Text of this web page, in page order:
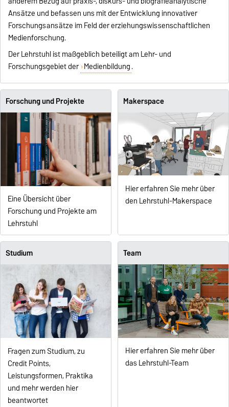
Ansätze und befassen uns mit der Entwicklung innovativer
Forschungsansätze im Feld der erziehungswissenschaftlichen
Medienforschung.
Der Lehrstuhl ist maßgeblich beteiligt am Lehr- und
Forschungsgebiet der Medienbildung.
Forschung und Projekte
Eine Übersicht über
Forschung und Projekte am
Lehrstuhl
Makerspace
Hier erfahren Sie mehr über
den Lehrstuhl-Makerspace
Studium
Fragen zum Studium, zu
Credit Points,
Leistungsformen, Praktika
und mehr werden hier
beantwortet
Team
Hier erfahren Sie mehr über
das Lehrstuhl-Team